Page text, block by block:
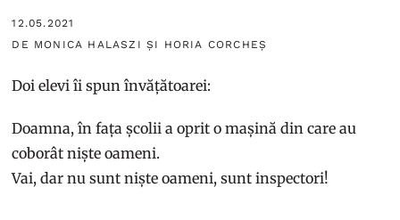
12.05.2021
DE MONICA HALASZI ȘI HORIA CORCHEȘ
Doi elevi îi spun învățătoarei:
Doamna, în fața școlii a oprit o mașină din care au
coborât niște oameni.
Vai, dar nu sunt niște oameni, sunt inspectori!